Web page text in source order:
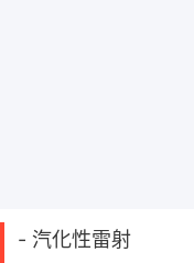
- 汽化性雷射